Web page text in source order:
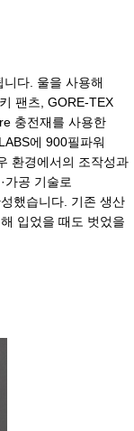
다. 울을 사용해
팬츠, GORE-TEX
충전재를 사용한
에 900필파워
환경에서의 조작성과
가공 기술로
했습니다. 기존 생산
입었을 때도 벗었을